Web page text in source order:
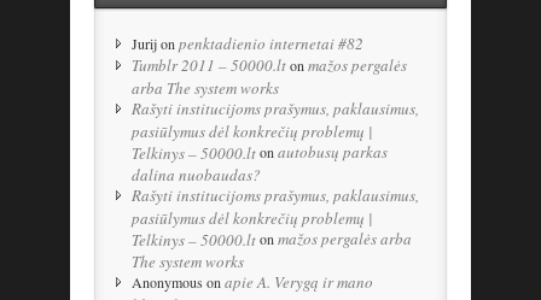
Jurijon penktadienio internetai #82
Tumblr 2011 – 50000.lton mažos pergalės
arba The system works
Rašyti institucijoms prašymus, paklausimus,
pasiūlymus dėl konkrečių problemų |
Telkinys – 50000.lton autobusų parkas
dalina nuobaudas?
Rašyti institucijoms prašymus, paklausimus,
pasiūlymus dėl konkrečių problemų |
Telkinys – 50000.lton mažos pergalės arba
The system works
Anonymous on apie A. Verygą ir mano